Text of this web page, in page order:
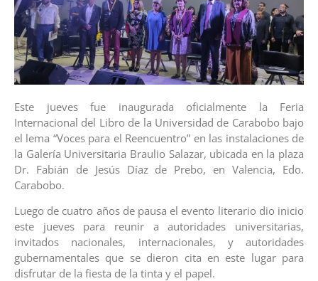
Este jueves fue inaugurada oficialmente la Feria
Internacional del Libro de la Universidad de Carabobo bajo
el lema “Voces para el Reencuentro” en las instalaciones de
la Galería Universitaria Braulio Salazar, ubicada en la plaza
Dr. Fabián de Jesús Díaz de Prebo, en Valencia, Edo.
Carabobo.
Luego de cuatro años de pausa el evento literario dio inicio
este jueves para reunir a autoridades universitarias,
invitados nacionales, internacionales, y autoridades
gubernamentales que se dieron cita en este lugar para
disfrutar de la fiesta de la tinta y el papel.